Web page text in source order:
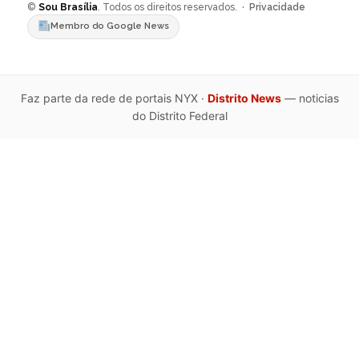
© Sou Brasília . Todos os direitos reservados. · Privacidade
Membro do Google News
Faz parte da rede de portais NYX · Distrito News— noticias
do Distrito Federal